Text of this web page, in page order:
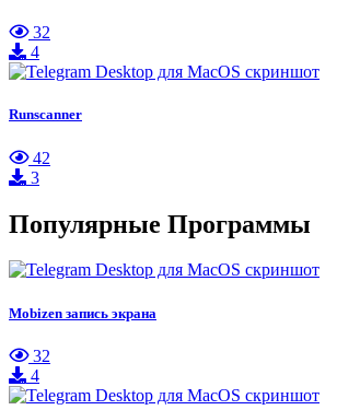
32
4
Runscanner
42
3
Популярные Программы
Mobizen запись экрана
32
4